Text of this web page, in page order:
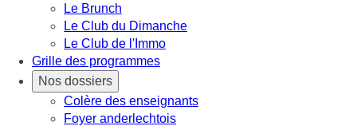
Le Brunch
Le Club du Dimanche
Le Club de l'Immo
Grille des programmes
Nos dossiers
Colère des enseignants
Foyer anderlechtois